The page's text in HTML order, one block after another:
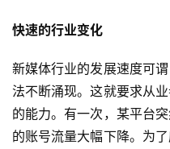
快速的行业变化
新媒体行业的发展速度可
法不断涌现。这就要求从
的能力。有一次，某平台
的账号流量大幅下降。为